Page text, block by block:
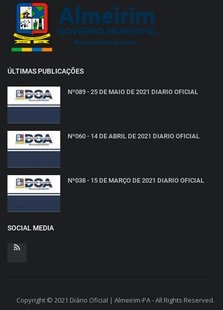
ÚLTIMAS PUBLICAÇÕES
Nº089 - 25 DE MAIO DE 2021 DIARIO OFICIAL
Nº060 - 14 DE ABRIL DE 2021 DIARIO OFICIAL
Nº038 - 15 DE MARÇO DE 2021 DIARIO OFICIAL
SOCIAL MEDIA
Copyright © 2021 Diário Oficial | Almeirim-PA - All Rights Reserved.